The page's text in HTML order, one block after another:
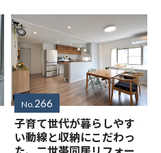
No.266
子育て世代が暮らしやす
い動線と収納にこだわっ